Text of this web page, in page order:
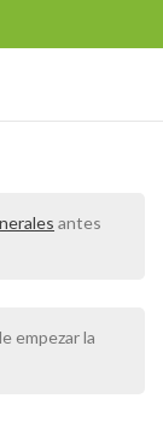
antes
empezar la